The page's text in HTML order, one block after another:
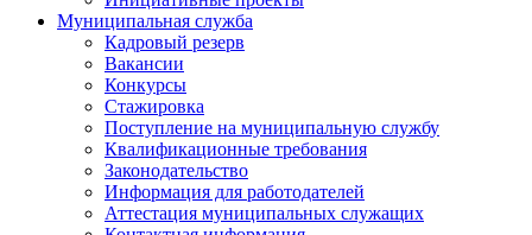
Муниципальная служба
Кадровый резерв
Вакансии
Конкурсы
Стажировка
Поступление на муниципальную службу
Квалификационные требования
Законодательство
Информация для работодателей
Аттестация муниципальных служащих